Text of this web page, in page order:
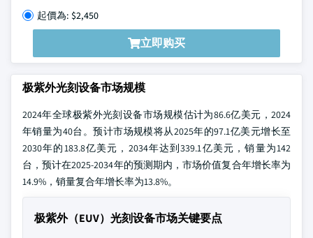
起價為: $2,450
立即购买
极紫外光刻设备市场规模
2024年全球极紫外光刻设备市场规模估计为86.6亿美元，2024
年销量为40台。预计市场规模将从2025年的97.1亿美元增长至
2030年的183.8亿美元，2034年达到339.1亿美元，销量为142
台，预计在2025-2034年的预测期内，市场价值复合年增长率为
14.9%，销量复合年增长率为13.8%。
极紫外（EUV）光刻设备市场关键要点